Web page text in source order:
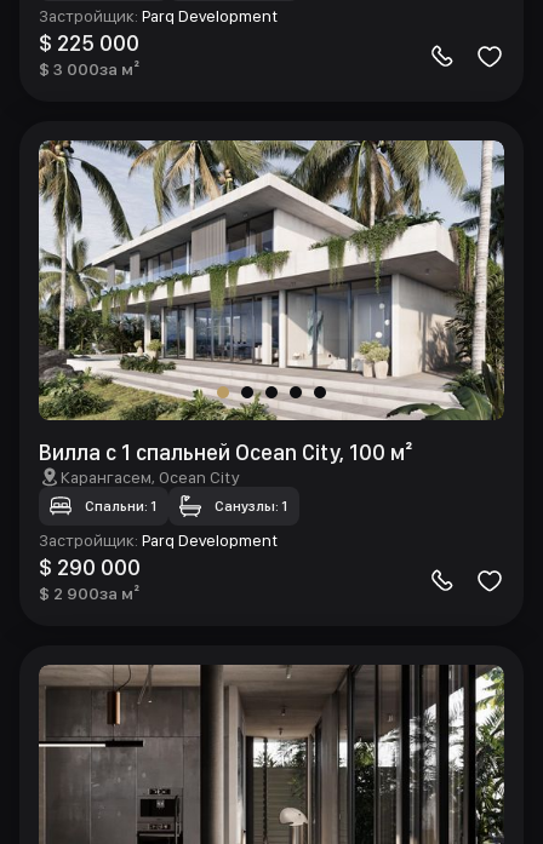
Застройщик: Parq Development
$ 225 000
$ 3 000за м²
Вилла с 1 спальней Ocean City, 100 м²
Карангасем, Ocean City
Спальни: 1 Санузлы: 1
Застройщик: Parq Development
$ 290 000
$ 2 900за м²